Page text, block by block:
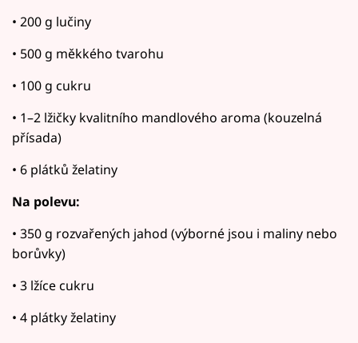
• 200 g lučiny
• 500 g měkkého tvarohu
• 100 g cukru
• 1–2 lžičky kvalitního mandlového aroma (kouzelná
přísada)
• 6 plátků želatiny
Na polevu:
• 350 g rozvařených jahod (výborné jsou i maliny nebo
borůvky)
• 3 lžíce cukru
• 4 plátky želatiny